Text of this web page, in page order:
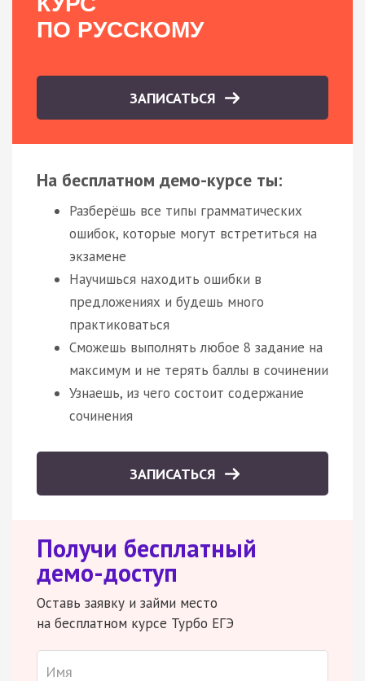
ПО РУССКОМУ
ЗАПИСАТЬСЯ
На бесплатном демо-курсе ты:
Разберёшь все типы грамматических
ошибок, которые могут встретиться на
экзамене
Научишься находить ошибки в
предложениях и будешь много
практиковаться
Сможешь выполнять любое 8 задание на
максимум и не терять баллы в сочинении
Узнаешь, из чего состоит содержание
сочинения
ЗАПИСАТЬСЯ
Получи бесплатный
демо-доступ
Оставь заявку и займи место
на бесплатном курсе Турбо ЕГЭ